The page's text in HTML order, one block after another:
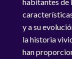
habitantes de
y a su
la historia
han